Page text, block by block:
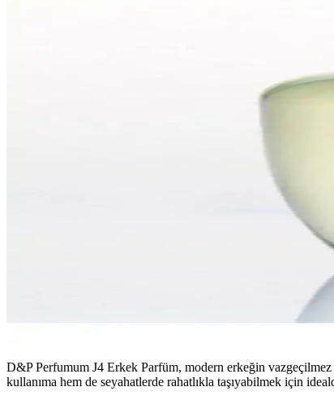
D&P Perfumum J4 Erkek Parfüm, modern erkeğin vazgeçilmez
kullanıma hem de seyahatlerde rahatlıkla taşıyabilmek için